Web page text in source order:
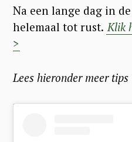
Na een lange dag in
helemaal tot rust. Klik
>
Lees hieronder meer tips